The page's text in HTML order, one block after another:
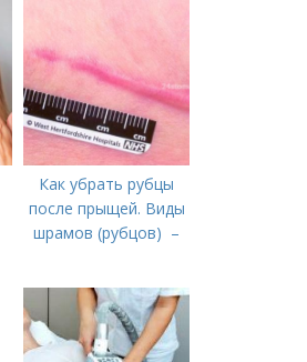
Как убрать рубцы
после прыщей. Виды
шрамов (рубцов) –